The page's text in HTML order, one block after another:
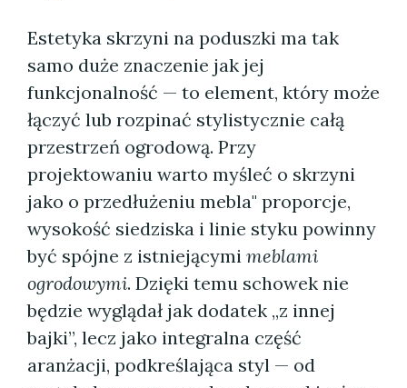
Estetyka skrzyni na poduszki ma tak
samo duże znaczenie jak jej
funkcjonalność — to element, który może
łączyć lub rozpinać stylistycznie całą
przestrzeń ogrodową. Przy
projektowaniu warto myśleć o skrzyni
jako o przedłużeniu mebla" proporcje,
wysokość siedziska i linie styku powinny
być spójne z istniejącymi meblami
ogrodowymi. Dzięki temu schowek nie
będzie wyglądał jak dodatek „z innej
bajki”, lecz jako integralna część
aranżacji, podkreślająca styl — od